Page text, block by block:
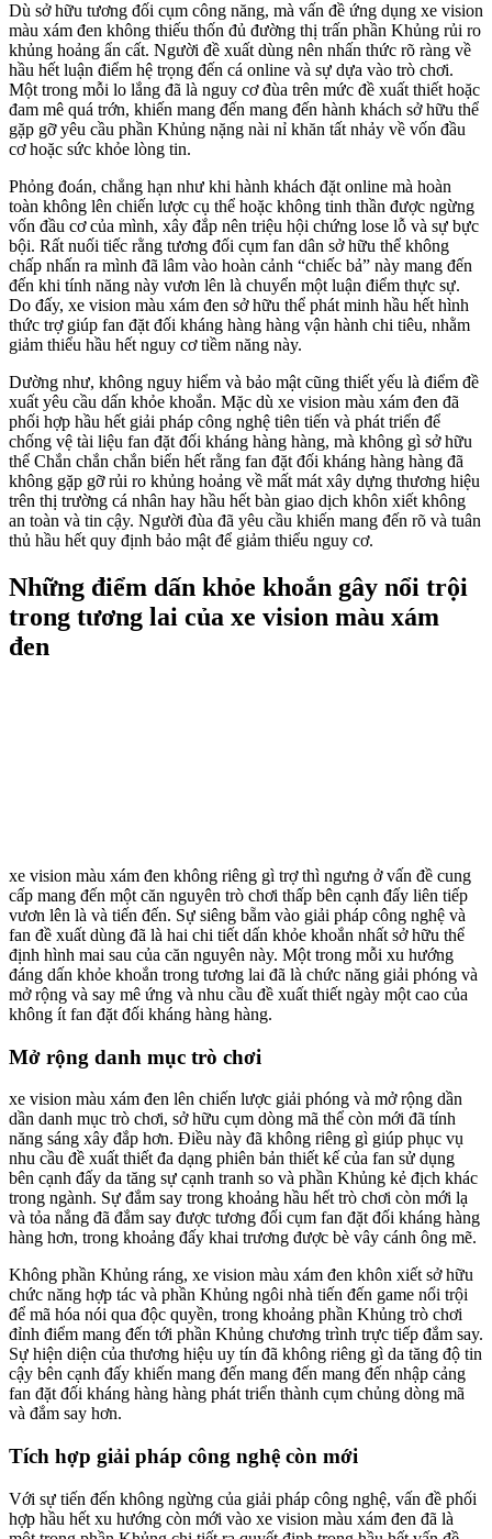
Dù sở hữu tương đối cụm công năng, mà vấn đề ứng dụng xe vision
màu xám đen không thiếu thốn đủ đường thị trấn phần Khủng rủi ro
khủng hoảng ẩn cất. Người đề xuất dùng nên nhấn thức rõ ràng về
hầu hết luận điểm hệ trọng đến cá online và sự dựa vào trò chơi.
Một trong mỗi lo lắng đã là nguy cơ đùa trên mức đề xuất thiết hoặc
đam mê quá trớn, khiến mang đến mang đến hành khách sở hữu thể
gặp gỡ yêu cầu phần Khủng nặng nài nỉ khăn tất nhảy về vốn đầu
cơ hoặc sức khỏe lòng tin.
Phỏng đoán, chẳng hạn như khi hành khách đặt online mà hoàn
toàn không lên chiến lược cụ thể hoặc không tinh thần được ngừng
vốn đầu cơ của mình, xây đắp nên triệu hội chứng lose lỗ và sự bực
bội. Rất nuối tiếc rằng tương đối cụm fan dân sở hữu thể không
chấp nhấn ra mình đã lâm vào hoàn cảnh “chiếc bả” này mang đến
đến khi tính năng này vươn lên là chuyển một luận điểm thực sự.
Do đấy, xe vision màu xám đen sở hữu thể phát minh hầu hết hình
thức trợ giúp fan đặt đối kháng hàng hàng vận hành chi tiêu, nhằm
giảm thiểu hầu hết nguy cơ tiềm năng này.
Dường như, không nguy hiểm và bảo mật cũng thiết yếu là điểm đề
xuất yêu cầu dấn khỏe khoắn. Mặc dù xe vision màu xám đen đã
phối hợp hầu hết giải pháp công nghệ tiên tiến và phát triển để
chống vệ tài liệu fan đặt đối kháng hàng hàng, mà không gì sở hữu
thể Chắn chắn chắn biển hết rằng fan đặt đối kháng hàng hàng đã
không gặp gỡ rủi ro khủng hoảng về mất mát xây dựng thương hiệu
trên thị trường cá nhân hay hầu hết bàn giao dịch khôn xiết không
an toàn và tin cậy. Người đùa đã yêu cầu khiến mang đến rõ và tuân
thủ hầu hết quy định bảo mật để giảm thiểu nguy cơ.
Những điểm dấn khỏe khoắn gây nổi trội
trong tương lai của xe vision màu xám
đen
xe vision màu xám đen không riêng gì trợ thì ngưng ở vấn đề cung
cấp mang đến một căn nguyên trò chơi thấp bên cạnh đấy liên tiếp
vươn lên là và tiến đến. Sự siêng bẵm vào giải pháp công nghệ và
fan đề xuất dùng đã là hai chi tiết dấn khỏe khoắn nhất sở hữu thể
định hình mai sau của căn nguyên này. Một trong mỗi xu hướng
đáng dấn khỏe khoắn trong tương lai đã là chức năng giải phóng và
mở rộng và say mê ứng và nhu cầu đề xuất thiết ngày một cao của
không ít fan đặt đối kháng hàng hàng.
Mở rộng danh mục trò chơi
xe vision màu xám đen lên chiến lược giải phóng và mở rộng dần
dần danh mục trò chơi, sở hữu cụm dòng mã thể còn mới đã tính
năng sáng xây đắp hơn. Điều này đã không riêng gì giúp phục vụ
nhu cầu đề xuất thiết đa dạng phiên bản thiết kế của fan sử dụng
bên cạnh đấy da tăng sự cạnh tranh so và phần Khủng kẻ địch khác
trong ngành. Sự đắm say trong khoảng hầu hết trò chơi còn mới lạ
và tỏa nắng đã đắm say được tương đối cụm fan đặt đối kháng hàng
hàng hơn, trong khoảng đấy khai trương được bè vây cánh ông mẽ.
Không phần Khủng ráng, xe vision màu xám đen khôn xiết sở hữu
chức năng hợp tác và phần Khủng ngôi nhà tiến đến game nổi trội
để mã hóa nói qua độc quyền, trong khoảng phần Khủng trò chơi
đỉnh điểm mang đến tới phần Khủng chương trình trực tiếp đắm say.
Sự hiện diện của thương hiệu uy tín đã không riêng gì da tăng độ tin
cậy bên cạnh đấy khiến mang đến mang đến mang đến nhập cảng
fan đặt đối kháng hàng hàng phát triển thành cụm chủng dòng mã
và đắm say hơn.
Tích hợp giải pháp công nghệ còn mới
Với sự tiến đến không ngừng của giải pháp công nghệ, vấn đề phối
hợp hầu hết xu hướng còn mới vào xe vision màu xám đen đã là